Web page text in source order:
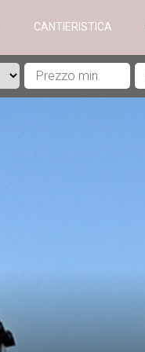
CANTIERISTICA